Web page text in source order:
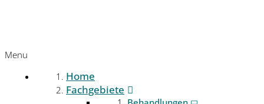
Menu
Home
Fachgebiete